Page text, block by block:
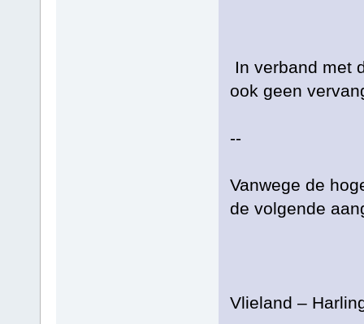
In verband met
ook geen
--
Vanwege de
de volgende
Vlieland –